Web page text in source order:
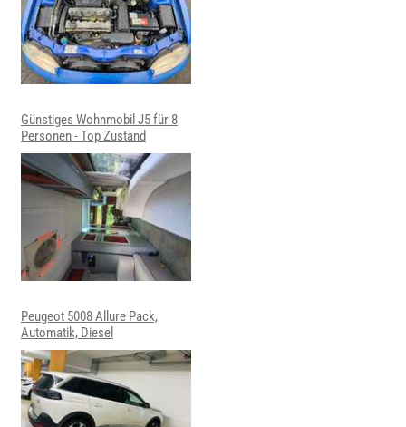
Günstiges Wohnmobil J5 für 8
Personen - Top Zustand
Peugeot 5008 Allure Pack,
Automatik, Diesel